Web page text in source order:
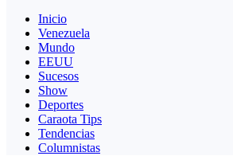
Inicio
Venezuela
Mundo
EEUU
Sucesos
Show
Deportes
Caraota Tips
Tendencias
Columnistas